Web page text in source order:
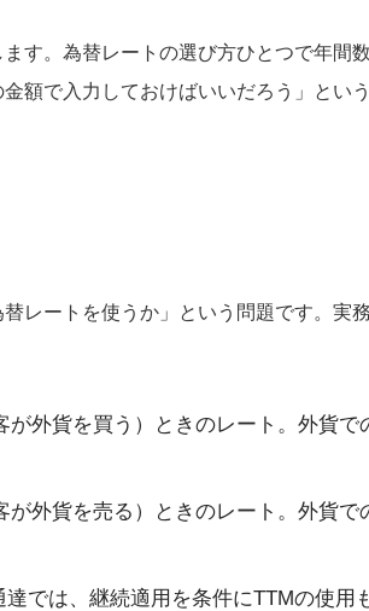
す。為替レートの選び方ひとつで年間数
額で入力しておけばいいだろう」という
レートを使うか」という問題です。実務
外貨を買う）ときのレート。外貨で
外貨を売る）ときのレート。外貨で
では、継続適用を条件にTTMの使用